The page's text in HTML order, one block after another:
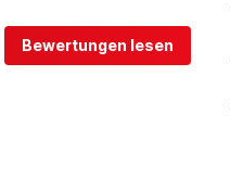
Bewertungen lesen